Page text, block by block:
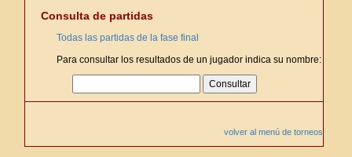
Consulta de partidas
Todas las partidas de la fase final
Para consultar los resultados de un jugador indica su nombre:
volver al menú de torneos